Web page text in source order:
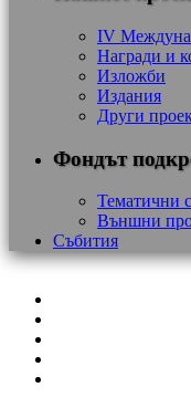
IV
Награди и
Изложби
Издания
Други
Фондът
Тематични
Външни
Събития